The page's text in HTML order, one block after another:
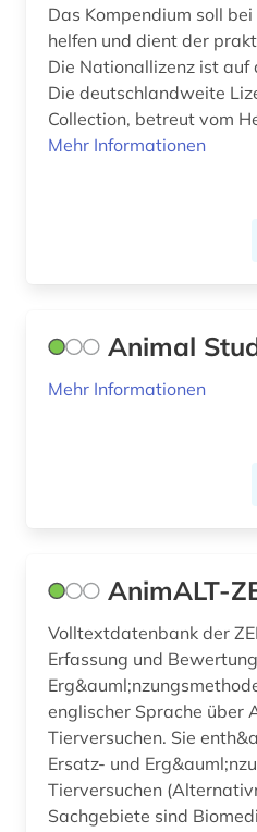
finanzwirtschaft (1)
fische (1)
fischzucht (1)
forschungsmethode (1)
führer (1)
gefahrstoff (1)
gefahrstoffe (1)
gehirn (1)
Das Kompendium soll
helfen und dient der
Die Nationallizenz ist auf
Die deutschlandweite
Collection, betreut vom
Mehr Informationen
Animal
Mehr Informationen
AnimALT-
Volltextdatenbank der
Erfassung und
englischer Sprache über
Tierversuchen. Sie
Ersatz- und
Tierversuchen
Sachgebiete sind